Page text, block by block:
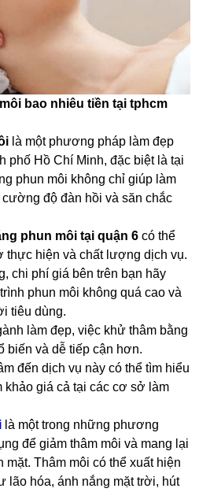
bao nhiêu tiền tại tphcm
là một phương pháp làm đẹp
phố Hồ Chí Minh, đặc biệt là tại
phun môi không chỉ giúp làm
độ đàn hồi và săn chắc
phun môi tại quận 6có thể
thực hiện và chất lượng dịch vụ.
chi phí giá bên trên bạn hãy
phun môi không quá cao và
tiêu dùng.
làm đẹp, việc khử thâm bằng
biến và dễ tiếp cận hơn.
đến dịch vụ này có thể tìm hiểu
khảo giá cả tại các cơ sở làm
là một trong những phương
để giảm thâm môi và mang lại
Thâm môi có thể xuất hiện
lão hóa, ánh nắng mặt trời, hút